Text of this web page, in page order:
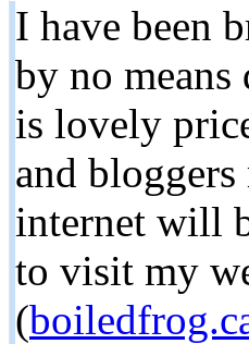
I have been
by no
is lovely
and
internet will
to visit my
(